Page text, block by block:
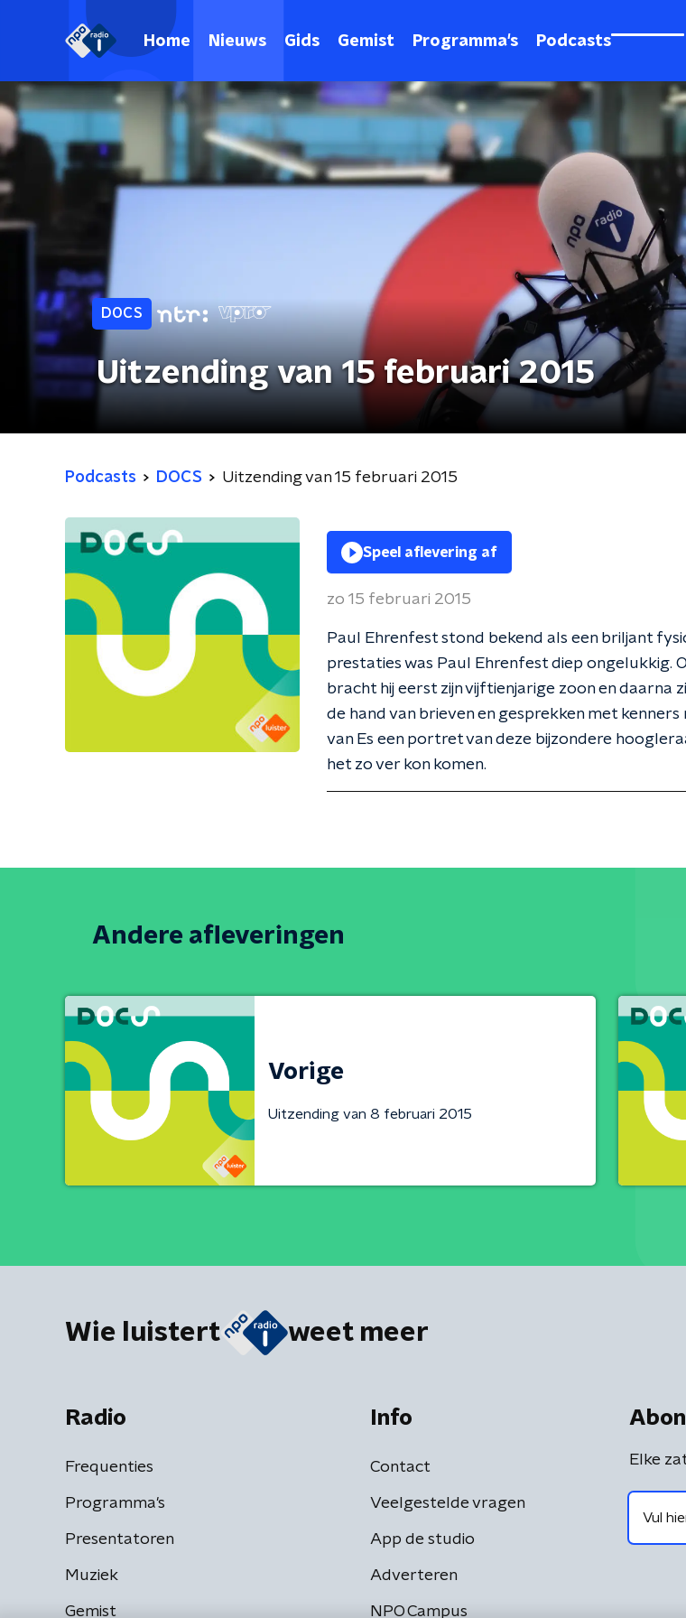
Home Nieuws Gids Gemist Programma's Podcasts
DOCS
Uitzending van 15 februari 2015
Podcasts DOCS Uitzending van 15 februari 2015
Speel aflevering af
zo 15 februari 2015
Paul Ehrenfest stond bekend als een briljant
prestaties was Paul Ehrenfest diep ongelukkig.
bracht hij eerst zijn vijftienjarige zoon en daarna
de hand van brieven en gesprekken met
van Es een portret van deze bijzondere
het zo ver kon komen.
Andere afleveringen
Vorige
Uitzending van 8 februari 2015
Wie luistert weet meer
Radio
Frequenties
Programma's
Presentatoren
Muziek
Gemist
Info
Contact
Veelgestelde vragen
App de studio
Adverteren
NPO Campus
Elke